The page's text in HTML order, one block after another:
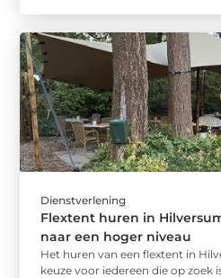
Dienstverlening
Flextent huren in
naar een hoger niveau
Het huren van een flextent in
keuze voor iedereen die op zoek